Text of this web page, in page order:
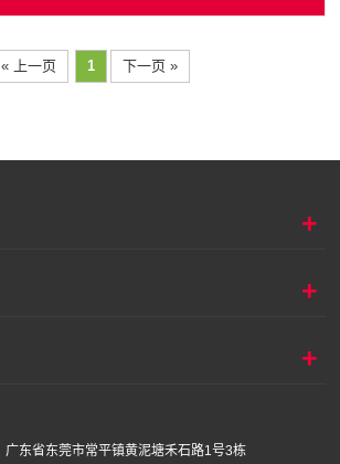
« 上一页 1 下一页 »
+
+
+
广东省东莞市常平镇黄泥塘禾石路1号3栋